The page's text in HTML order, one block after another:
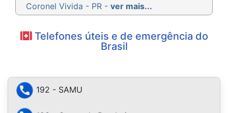
Coronel Vivida - PR - ver mais...
Telefones úteis e de emergência do
Brasil
192 - SAMU